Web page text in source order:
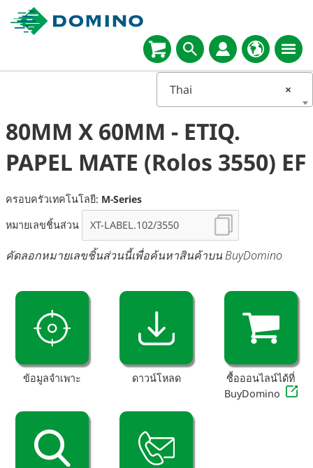
×
Thai
80MM X 60MM - ETIQ.
PAPEL MATE (Rolos 3550) EF
ครอบครัวเทคโนโลยี: M-Series
หมายเลขชิ้นส่วน
คัดลอกหมายเลขชิ้นส่วนนี้เพื่อค้นหาสินค้าบน BuyDomino
ข้อมูลจำเพาะ ดาวน์โหลด
ซื้อออนไลน์ได้ที่
BuyDomino